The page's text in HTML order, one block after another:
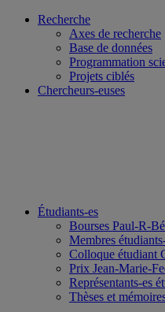
Recherche
Axes de recherche
Base de données
Programmation
Projets ciblés
Chercheurs-euses
Étudiants-es
Bourses Paul-R-
Membres
Colloque étudiant
Prix Jean-Marie-
Représentants-es
Thèses et